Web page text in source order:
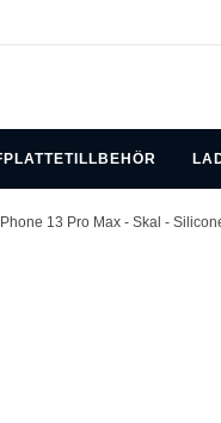
13 Pro Max - Skal -